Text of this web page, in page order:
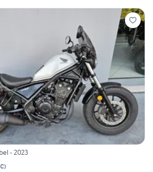
- 2023
)